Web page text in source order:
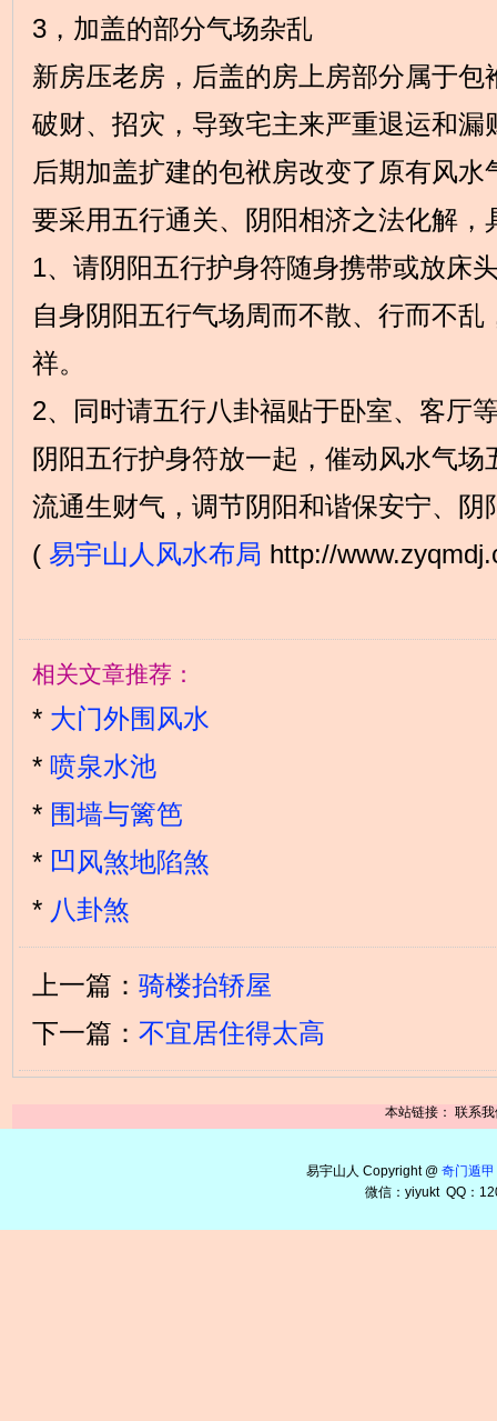
3，加盖的部分气场杂乱
新房压老房，后盖的房上房部分属于包
破财、招灾，导致宅主来严重退运和漏
后期加盖扩建的包袱房改变了原有风
要采用五行通关、阴阳相济之法化解，
1、请阴阳五行护身符随身携带或放床
自身阴阳五行气场周而不散、行而不乱
祥。
2、同时请五行八卦福贴于卧室、客厅
阴阳五行护身符放一起，催动风水气
流通生财气，调节阴阳和谐保安宁、阴
( 易宇山人风水布局 http://
相关文章推荐：
* 大门外围风水
* 喷泉水池
* 围墙与篱笆
* 凹风煞地陷煞
* 八卦煞
上一篇： 骑楼抬轿屋
下一篇： 不宜居住得太高
本站链接： 联系我
易宇山人 Copyright @ 奇门遁甲
微信：yiyukt QQ：